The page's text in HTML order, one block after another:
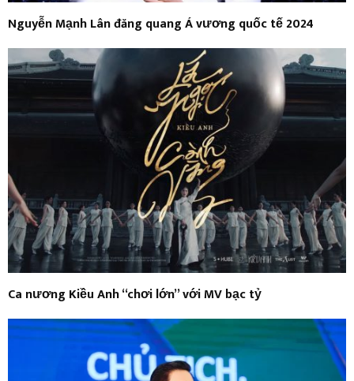
Nguyễn Mạnh Lân đăng quang Á vương quốc tế 2024
Ca nương Kiều Anh “chơi lớn” với MV bạc tỷ